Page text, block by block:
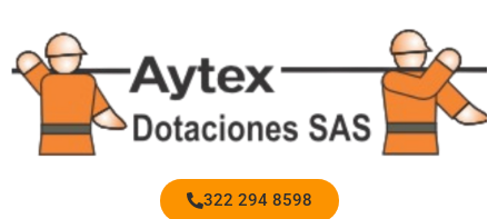
322 294 8598